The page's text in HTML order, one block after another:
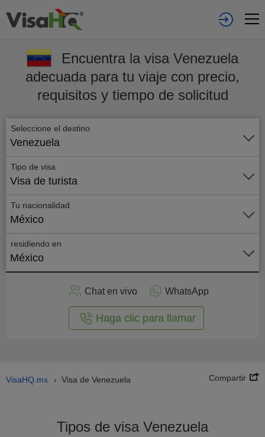
Encuentra la visa Venezuela
adecuada para tu viaje con precio,
requisitos y tiempo de solicitud
Seleccione el destino
Venezuela
Tipo de visa
Visa de turista
Tu nacionalidad
México
residiendo en
México
Chat en vivo WhatsApp
Haga clic para llamar
VisaHQ.mx › Visa de Venezuela Compartir
Tipos de visa Venezuela